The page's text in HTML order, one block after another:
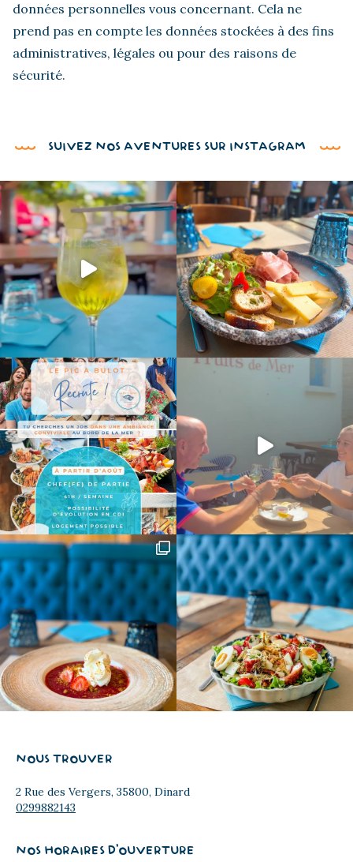
données personnelles vous concernant. Cela ne
prend pas en compte les données stockées à des fins
administratives, légales ou pour des raisons de
sécurité.
SUIVEZ NOS AVENTURES SUR INSTAGRAM
NOUS TROUVER
2 Rue des Vergers, 35800, Dinard
0299882143
NOS HORAIRES D'OUVERTURE